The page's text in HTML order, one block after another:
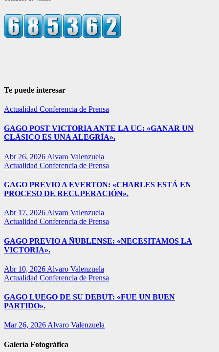
Te puede interesar
Actualidad Conferencia de Prensa
GAGO POST VICTORIA ANTE LA UC: «GANAR UN
CLÁSICO ES UNA ALEGRÍA».
Abr 26, 2026 Alvaro Valenzuela
Actualidad Conferencia de Prensa
GAGO PREVIO A EVERTON: «CHARLES ESTÁ EN
PROCESO DE RECUPERACIÓN».
Abr 17, 2026 Alvaro Valenzuela
Actualidad Conferencia de Prensa
GAGO PREVIO A ÑUBLENSE: «NECESITAMOS LA
VICTORIA».
Abr 10, 2026 Alvaro Valenzuela
Actualidad Conferencia de Prensa
GAGO LUEGO DE SU DEBUT: «FUE UN BUEN
PARTIDO».
Mar 26, 2026 Alvaro Valenzuela
Galería Fotográfica